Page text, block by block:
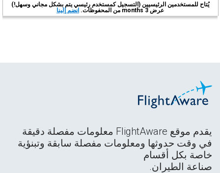
يُتاح للمستخدمين الرئيسيين (التسجيل كمستخدم رئيسي يتم بشكل مجاني وسهل!)
عرض 3 months من المحفوظات.
انضم إلينا
يقدم موقع FlightAware معلومات مفصلة دقيقة
في وقت حدوثها ومعلومات مفصلة سابقة وتبنؤية
خاصة بكل أقسام
صناعة الطيران.